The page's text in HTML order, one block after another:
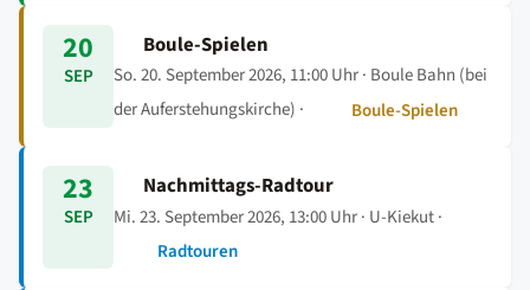
20
SEP
Boule-Spielen
So. 20. September 2026, 11:00 Uhr· Boule Bahn (bei
der Auferstehungskirche) ·
Boule-Spielen
23
SEP
Nachmittags-Radtour
Mi. 23. September 2026, 13:00 Uhr· U-Kiekut ·
Radtouren